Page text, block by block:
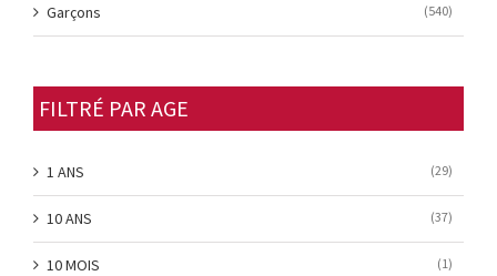
Garçons (540)
FILTRÉ PAR AGE
1 ANS (29)
10 ANS (37)
10 MOIS (1)